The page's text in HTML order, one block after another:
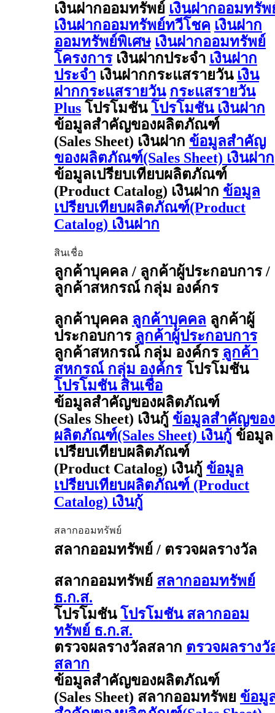
เงินฝากออมทรัพย์ เงินฝากออมทรัพ
เงินฝากออมทรัพย์ทวีโชค เงินฝาก
ออมทรัพย์พิเศษ เงินฝากออมทรัพย์
โครงการ เงินฝากประจำ เงินฝาก
ประจำ เงินฝากกระแสรายวัน เงิน
ฝากกระแสรายวัน กระแสรายวัน
Plus โปรโมชัน โปรโมชัน เงินฝาก
ข้อมูลสำคัญของผลิตภัณฑ์
(Sales Sheet) เงินฝาก ข้อมูลสำคัญ
ของผลิตภัณฑ์(Sales Sheet) เงินฝาก
ข้อมูลเปรียบเทียบผลิตภัณฑ์
(Product Catalog) เงินฝาก ข้อมูล
เปรียบเทียบผลิตภัณฑ์(Product
Catalog) เงินฝาก
สินเชื่อ
ลูกค้าบุคคล / ลูกค้าผู้ประกอบการ /
ลูกค้าสหกรณ์ กลุ่ม องค์กร
ลูกค้าบุคคล ลูกค้าบุคคล ลูกค้าผู้
ประกอบการ ลูกค้าผู้ประกอบการ
ลูกค้าสหกรณ์ กลุ่ม องค์กร ลูกค้า
สหกรณ์ กลุ่ม องค์กร โปรโมชัน
โปรโมชัน สินเชื่อ
ข้อมูลสำคัญของผลิตภัณฑ์
(Sales Sheet) เงินกู้ ข้อมูลสำคัญของ
ผลิตภัณฑ์(Sales Sheet) เงินกู้ ข้อมูล
เปรียบเทียบผลิตภัณฑ์
(Product Catalog) เงินกู้ ข้อมูล
เปรียบเทียบผลิตภัณฑ์ (Product
Catalog) เงินกู้
สลากออมทรัพย์
สลากออมทรัพย์ / ตรวจผลรางวัล
สลากออมทรัพย์ สลากออมทรัพย์
ธ.ก.ส.
โปรโมชัน โปรโมชัน สลากออม
ทรัพย์ ธ.ก.ส.
ตรวจผลรางวัลสลาก ตรวจผลรางวั
สลาก
ข้อมูลสำคัญของผลิตภัณฑ์
(Sales Sheet) สลากออมทรัพย ข้อมู